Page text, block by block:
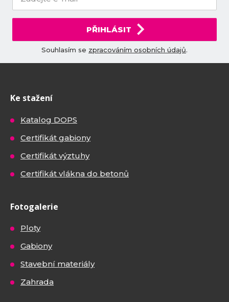
PŘIHLÁSIT
Souhlasím se zpracováním osobních údajů.
Ke stažení
Katalog DOPS
Certifikát gabiony
Certifikát výztuhy
Certifikát vlákna do betonů
Fotogalerie
Ploty
Gabiony
Stavební materiály
Zahrada